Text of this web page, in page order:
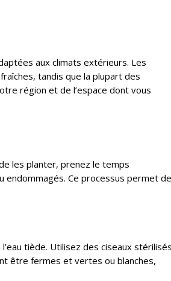
aux climats extérieurs. Les
tandis que la plupart des
région et de l’espace dont vous
les planter, prenez le temps
endommagés. Ce processus permet de
tiède. Utilisez des ciseaux stérilisés
être fermes et vertes ou blanches,